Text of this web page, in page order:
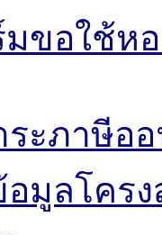
ขอใช้ห
ะภาษีอ
มูลโคร